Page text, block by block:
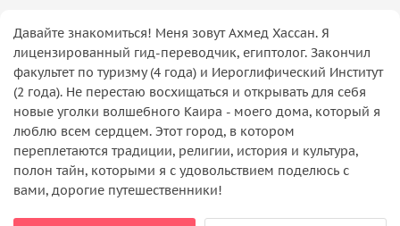
Давайте знакомиться! Меня зовут Ахмед Хассан. Я
лицензированный гид-переводчик, египтолог. Закончил
факультет по туризму (4 года) и Иероглифический Институт
(2 года). Не перестаю восхищаться и открывать для себя
новые уголки волшебного Каира - моего дома, который я
люблю всем сердцем. Этот город, в котором
переплетаются традиции, религии, история и культура,
полон тайн, которыми я с удовольствием поделюсь с
вами, дорогие путешественники!